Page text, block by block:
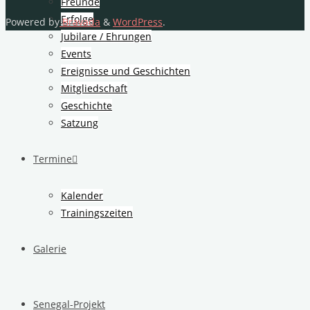
Erfolge
Jubilare / Ehrungen
Events
Ereignisse und Geschichten
Mitgliedschaft
Geschichte
Satzung
Termine
Kalender
Trainingszeiten
Galerie
Senegal-Projekt
Powered byBravada & WordPress.